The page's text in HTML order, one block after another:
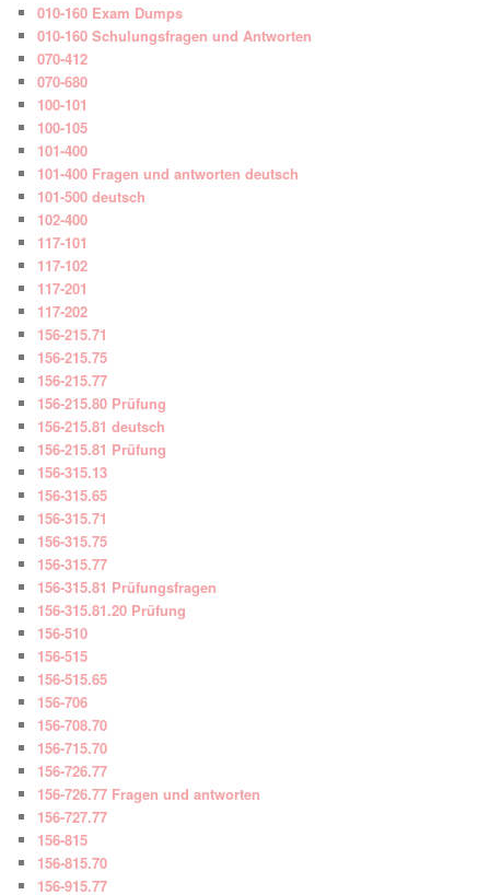
010-160 Exam Dumps
010-160 Schulungsfragen und Antworten
070-412
070-680
100-101
100-105
101-400
101-400 Fragen und antworten deutsch
101-500 deutsch
102-400
117-101
117-102
117-201
117-202
156-215.71
156-215.75
156-215.77
156-215.80 Prüfung
156-215.81 deutsch
156-215.81 Prüfung
156-315.13
156-315.65
156-315.71
156-315.75
156-315.77
156-315.81 Prüfungsfragen
156-315.81.20 Prüfung
156-510
156-515
156-515.65
156-706
156-708.70
156-715.70
156-726.77
156-726.77 Fragen und antworten
156-727.77
156-815
156-815.70
156-915.77